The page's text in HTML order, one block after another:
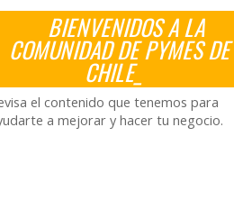
BIENVENIDOS A LA
COMUNIDAD DE PYMES DE
CHILE_
el contenido que tenemos para
a mejorar y hacer tu negocio.